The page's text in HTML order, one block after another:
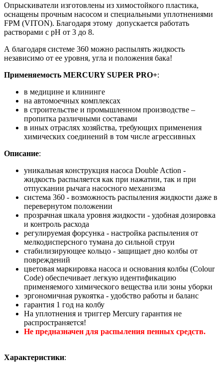
Опрыскиватели изготовлены из химостойкого пластика,
оснащены прочным насосом и специальными уплотнениями
FPM (VITON). Благодаря этому допускается работать
растворами с рН от 3 до 8.
А благодаря системе 360 можно распылять жидкость
независимо от ее уровня, угла и положения бака!
Применяемость MERCURY SUPER PRO+:
в медицине и клининге
на автомоечных комплексах
в строительстве и промышленном производстве –
пропитка различными составами
в иных отраслях хозяйства, требующих применения
химических соединений в том числе агрессивных
Описание:
уникальная конструкция насоса Double Action -
жидкость распыляется как при нажатии, так и при
отпускании рычага насосного механизма
система 360 - возможность распыления жидкости даже в
перевернутом положении
прозрачная шкала уровня жидкости - удобная дозировка
и контроль расхода
регулируемая форсунка - настройка распыления от
мелкодисперсного тумана до сильной струи
стабилизирующее кольцо - защищает дно колбы от
повреждений
цветовая маркировка насоса и основания колбы (Colour
Code) обеспечивает легкую идентификацию
применяемого химического вещества или зоны уборки
эргономичная рукоятка - удобство работы и баланс
гарантия 1 год на колбу
На уплотнения и триггер Mercury гарантия не
распространяется!
Не предназначен для распыления пенных средств.
Характеристики: